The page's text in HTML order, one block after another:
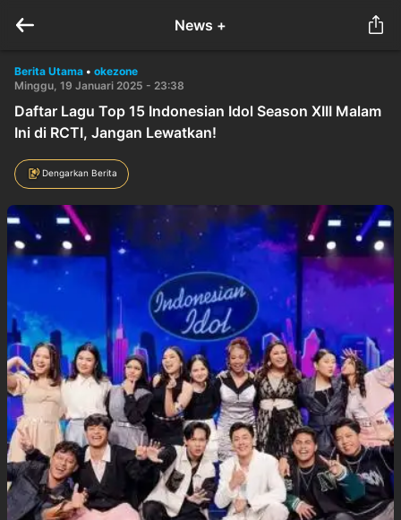
News +
Berita Utama • okezone
Minggu, 19 Januari 2025 - 23:38
Daftar Lagu Top 15 Indonesian Idol Season XIII Malam
Ini di RCTI, Jangan Lewatkan!
Dengarkan Berita